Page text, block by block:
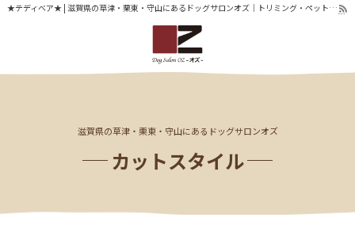
★テディベア★ | 滋賀県の草津・栗東・守山にあるドッグサロンオズ｜トリミング・ペットホテル
滋賀県の草津・栗東・守山にあるドッグサロンオズ
カットスタイル